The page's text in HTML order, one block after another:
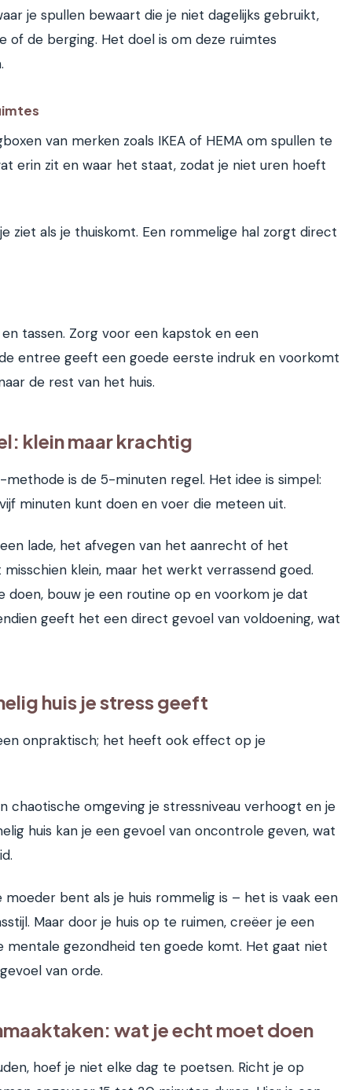
je spullen bewaart die je niet dagelijks gebruikt,
of de berging. Het doel is om deze ruimtes
van merken zoals IKEA of HEMA om spullen te
erin zit en waar het staat, zodat je niet uren hoeft
ziet als je thuiskomt. Een rommelige hal zorgt direct
tassen. Zorg voor een kapstok en een
entree geeft een goede eerste indruk en voorkomt
de rest van het huis.
klein maar krachtig
methode is de 5-minuten regel. Het idee is simpel:
minuten kunt doen en voer die meteen uit.
lade, het afvegen van het aanrecht of het
klein, maar het werkt verrassend goed.
doen, bouw je een routine op en voorkom je dat
geeft het een direct gevoel van voldoening, wat
huis je stress geeft
onpraktisch; het heeft ook effect op je
chaotische omgeving je stressniveau verhoogt en je
huis kan je een gevoel van oncontrole geven, wat
bent als je huis rommelig is – het is vaak een
Maar door je huis op te ruimen, creëer je een
mentale gezondheid ten goede komt. Het gaat niet
van orde.
wat je echt moet doen
hoef je niet elke dag te poetsen. Richt je op